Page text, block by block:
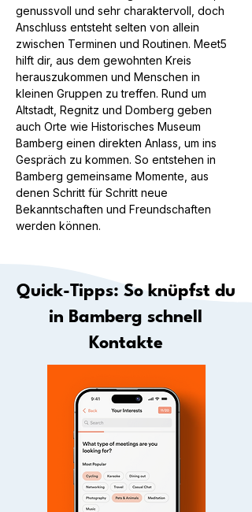
genussvoll und sehr charaktervoll, doch
Anschluss entsteht selten von allein
zwischen Terminen und Routinen. Meet5
hilft dir, aus dem gewohnten Kreis
herauszukommen und Menschen in
kleinen Gruppen zu treffen. Rund um
Altstadt, Regnitz und Domberg geben
auch Orte wie Historisches Museum
Bamberg einen direkten Anlass, um ins
Gespräch zu kommen. So entstehen in
Bamberg gemeinsame Momente, aus
denen Schritt für Schritt neue
Bekanntschaften und Freundschaften
werden können.
Quick-Tipps: So knüpfst du
in Bamberg schnell
Kontakte